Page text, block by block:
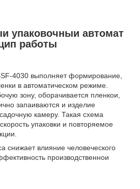
упаковочныи автомат
работы
4030 выполняет формирование,
в автоматическом режиме.
зону, оборачивается пленкои,
запаиваются и изделие
камеру. Такая схема
упаковки и повторяемое
снижает влияние человеческого
производственнои